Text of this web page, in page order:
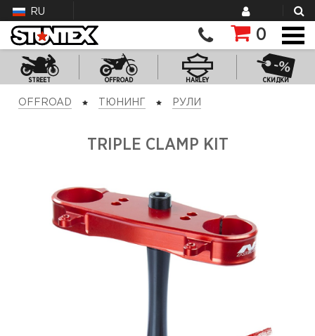
RU
0
STREET OFFROAD HARLEY СКИДКИ
OFFROAD ТЮНИНГ РУЛИ
TRIPLE CLAMP KIT